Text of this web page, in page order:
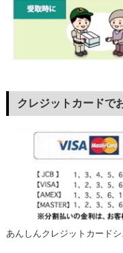
クレジットカードで
あんしんクレジットカード